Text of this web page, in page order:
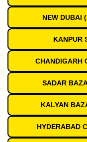
NEW DUBAI
KANPUR
CHANDIGARH
SADAR
KALYAN
HYDERABAD